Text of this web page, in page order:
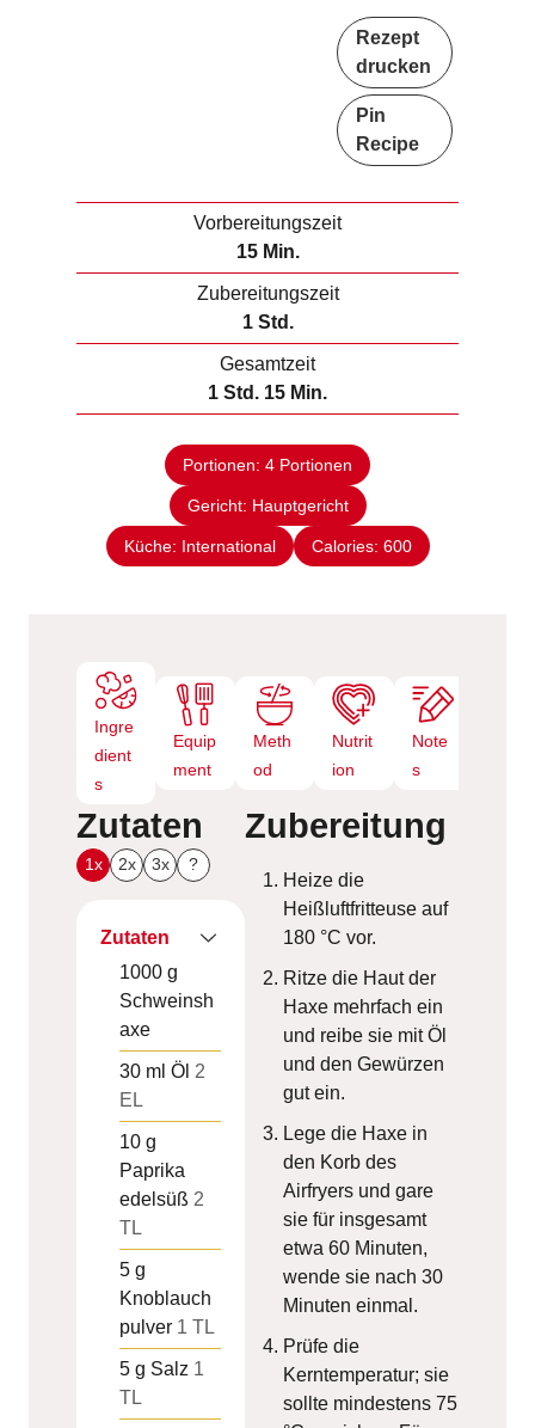
Rezept
drucken
Pin
Recipe
Vorbereitungszeit
15M
i
t
e
Min.
Zubereitungszeit
1 S
t
e
Std.
Gesamtzeit
1 S
t
u
n
d
Std. 15M
i
n
u
t
e
n
Min.
Portionen: 4 Portionen
Gericht: Hauptgericht
Küche: International Calories: 600
Ingre
dient
s
Equip
ment
Meth
od
Nutrit
ion
Note
s
Zutaten
1x 2x 3x ?
Zutaten
1000 g
Schweinsh
axe
30 ml Öl 2
EL
10 g
Paprika
edelsüß 2
TL
5 g
Knoblauch
pulver 1 TL
5 g Salz 1
TL
Zubereitung
Heize die
Heißluftfritteuse auf
180 °C vor.
Ritze die Haut der
Haxe mehrfach ein
und reibe sie mit Öl
und den Gewürzen
gut ein.
Lege die Haxe in
den Korb des
Airfryers und gare
sie für insgesamt
etwa 60 Minuten,
wende sie nach 30
Minuten einmal.
Prüfe die
Kerntemperatur; sie
sollte mindestens 75